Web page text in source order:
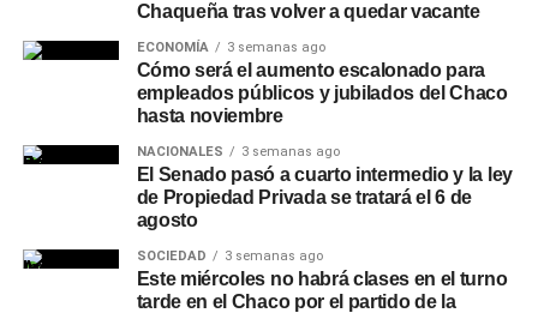
Chaqueña tras volver a quedar vacante
ECONOMÍA 3 semanas ago
Cómo será el aumento escalonado para
empleados públicos y jubilados del Chaco
hasta noviembre
NACIONALES 3 semanas ago
El Senado pasó a cuarto intermedio y la ley
de Propiedad Privada se tratará el 6 de
agosto
SOCIEDAD 3 semanas ago
Este miércoles no habrá clases en el turno
tarde en el Chaco por el partido de la